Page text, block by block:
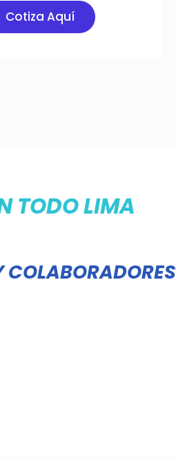
Cotiza Aquí
TODO LIMA
COLABORADORES